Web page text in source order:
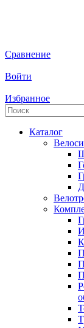
Сравнение
Войти
Избранное
Каталог